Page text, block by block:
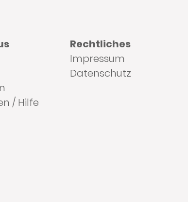
/ Hilfe
Rechtliches
Impressum
Datenschutz